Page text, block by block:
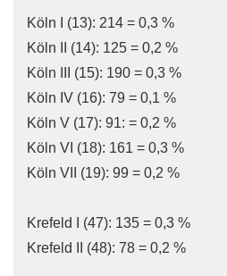
Köln I (13): 214 = 0,3 %
Köln II (14): 125 = 0,2 %
Köln III (15): 190 = 0,3 %
Köln IV (16): 79 = 0,1 %
Köln V (17): 91: = 0,2 %
Köln VI (18): 161 = 0,3 %
Köln VII (19): 99 = 0,2 %
Krefeld I (47): 135 = 0,3 %
Krefeld II (48): 78 = 0,2 %